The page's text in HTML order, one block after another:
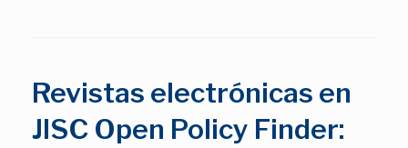
Revistas electrónicas en
JISC Open Policy Finder: